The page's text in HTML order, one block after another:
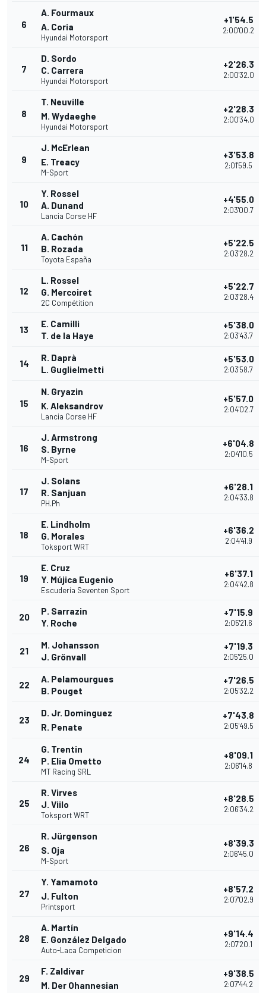
6
A. Fourmaux
A. Coria
Hyundai Motorsport
+1'54.5
2:00'00.2
7
D. Sordo
C. Carrera
Hyundai Motorsport
+2'26.3
2:00'32.0
8
T. Neuville
M. Wydaeghe
Hyundai Motorsport
+2'28.3
2:00'34.0
9
J. McErlean
E. Treacy
M-Sport
+3'53.8
2:01'59.5
10
Y. Rossel
A. Dunand
Lancia Corse HF
+4'55.0
2:03'00.7
11
A. Cachón
B. Rozada
Toyota España
+5'22.5
2:03'28.2
12
L. Rossel
G. Mercoiret
2C Compétition
+5'22.7
2:03'28.4
13
E. Camilli
T. de la Haye
+5'38.0
2:03'43.7
14
R. Daprà
L. Guglielmetti
+5'53.0
2:03'58.7
15
N. Gryazin
K. Aleksandrov
Lancia Corse HF
+5'57.0
2:04'02.7
16
J. Armstrong
S. Byrne
M-Sport
+6'04.8
2:04'10.5
17
J. Solans
R. Sanjuan
PH.Ph
+6'28.1
2:04'33.8
18
E. Lindholm
G. Morales
Toksport WRT
+6'36.2
2:04'41.9
19
E. Cruz
Y. Mújica Eugenio
Escudería Seventen Sport
+6'37.1
2:04'42.8
20
P. Sarrazin
Y. Roche
+7'15.9
2:05'21.6
21
M. Johansson
J. Grönvall
+7'19.3
2:05'25.0
22
A. Pelamourgues
B. Pouget
+7'26.5
2:05'32.2
23
D. Jr. Dominguez
R. Penate
+7'43.8
2:05'49.5
24
G. Trentin
P. Elia Ometto
MT Racing SRL
+8'09.1
2:06'14.8
25
R. Virves
J. Viilo
Toksport WRT
+8'28.5
2:06'34.2
26
R. Jürgenson
S. Oja
M-Sport
+8'39.3
2:06'45.0
27
Y. Yamamoto
J. Fulton
Printsport
+8'57.2
2:07'02.9
28
A. Martín
E. González Delgado
Auto-Laca Competicion
+9'14.4
2:07'20.1
29
F. Zaldivar
M. Der Ohannesian
+9'38.5
2:07'44.2